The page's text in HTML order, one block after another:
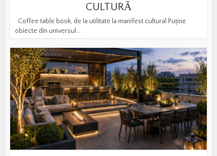
CULTURĂ
Coffee table book, de la utilitate la manifest cultural Puține
obiecte din universul...